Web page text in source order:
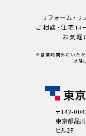
リフォーム・
ご相談・住宅ロ
お気軽
※営業時間外にいただ
以降
〒142-
東京都品
ビル2F